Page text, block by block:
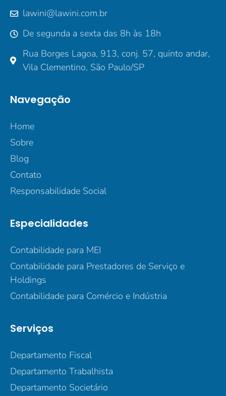
lawini@lawini.com.br
De segunda a sexta das 8h às 18h
Rua Borges Lagoa, 913, conj. 57, quinto andar,
Vila Clementino, São Paulo/SP
Navegação
Home
Sobre
Blog
Contato
Responsabilidade Social
Especialidades
Contabilidade para MEI
Contabilidade para Prestadores de Serviço e
Holdings
Contabilidade para Comércio e Indústria
Serviços
Departamento Fiscal
Departamento Trabalhista
Departamento Societário